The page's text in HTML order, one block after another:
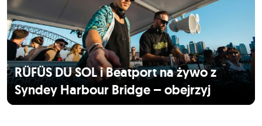
RÜFÜS DU SOL i Beatport na żywo z
Syndey Harbour Bridge – obejrzyj